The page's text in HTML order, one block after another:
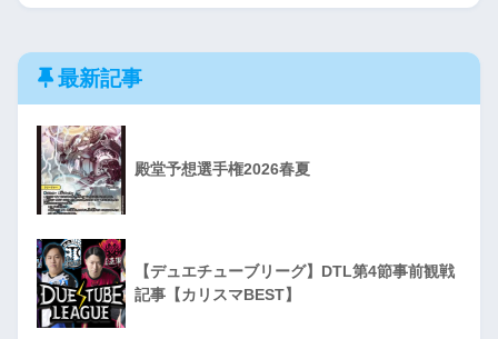
最新記事
殿堂予想選手権2026春夏
【デュエチューブリーグ】DTL第4節事前観戦
記事【カリスマBEST】